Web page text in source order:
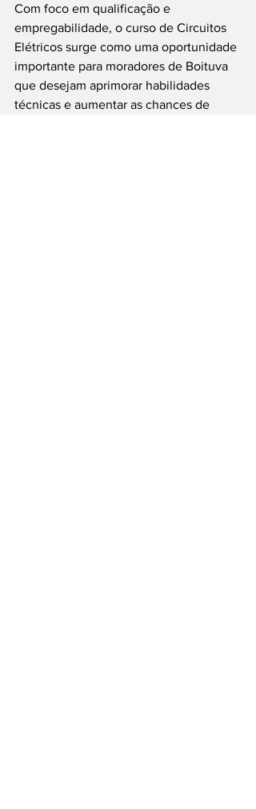
Com foco em qualificação e
empregabilidade, o curso de Circuitos
Elétricos surge como uma oportunidade
importante para moradores de Boituva
que desejam aprimorar habilidades
técnicas e aumentar as chances de